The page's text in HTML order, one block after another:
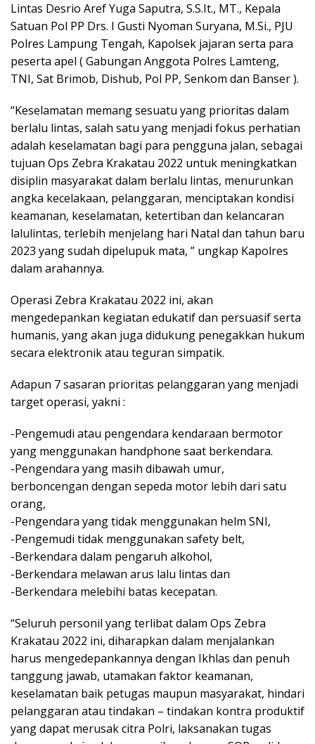
Lintas Desrio Aref Yuga Saputra, S.S.It., MT., Kepala
Satuan Pol PP Drs. I Gusti Nyoman Suryana, M.Si., PJU
Polres Lampung Tengah, Kapolsek jajaran serta para
peserta apel ( Gabungan Anggota Polres Lamteng,
TNI, Sat Brimob, Dishub, Pol PP, Senkom dan Banser ).
“Keselamatan memang sesuatu yang prioritas dalam
berlalu lintas, salah satu yang menjadi fokus perhatian
adalah keselamatan bagi para pengguna jalan, sebagai
tujuan Ops Zebra Krakatau 2022 untuk meningkatkan
disiplin masyarakat dalam berlalu lintas, menurunkan
angka kecelakaan, pelanggaran, menciptakan kondisi
keamanan, keselamatan, ketertiban dan kelancaran
lalulintas, terlebih menjelang hari Natal dan tahun baru
2023 yang sudah dipelupuk mata, ” ungkap Kapolres
dalam arahannya.
Operasi Zebra Krakatau 2022 ini, akan
mengedepankan kegiatan edukatif dan persuasif serta
humanis, yang akan juga didukung penegakkan hukum
secara elektronik atau teguran simpatik.
Adapun 7 sasaran prioritas pelanggaran yang menjadi
target operasi, yakni :
-Pengemudi atau pengendara kendaraan bermotor
yang menggunakan handphone saat berkendara.
-Pengendara yang masih dibawah umur,
berboncengan dengan sepeda motor lebih dari satu
orang,
-Pengendara yang tidak menggunakan helm SNI,
-Pengemudi tidak menggunakan safety belt,
-Berkendara dalam pengaruh alkohol,
-Berkendara melawan arus lalu lintas dan
-Berkendara melebihi batas kecepatan.
“Seluruh personil yang terlibat dalam Ops Zebra
Krakatau 2022 ini, diharapkan dalam menjalankan
harus mengedepankannya dengan Ikhlas dan penuh
tanggung jawab, utamakan faktor keamanan,
keselamatan baik petugas maupun masyarakat, hindari
pelanggaran atau tindakan – tindakan kontra produktif
yang dapat merusak citra Polri, laksanakan tugas